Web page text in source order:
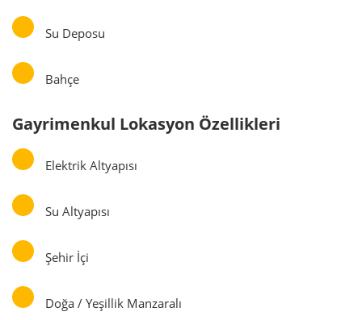
Su Deposu
Bahçe
Gayrimenkul Lokasyon Özellikleri
Elektrik Altyapısı
Su Altyapısı
Şehir İçi
Doğa / Yeşillik Manzaralı